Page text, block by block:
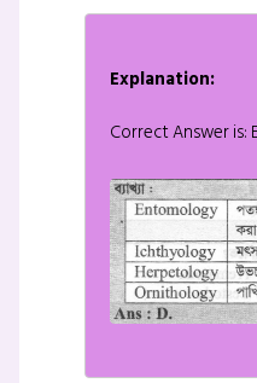
Explanation:
Correct Answer is: